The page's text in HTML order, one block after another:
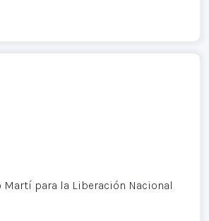
Martí para la Liberación Nacional